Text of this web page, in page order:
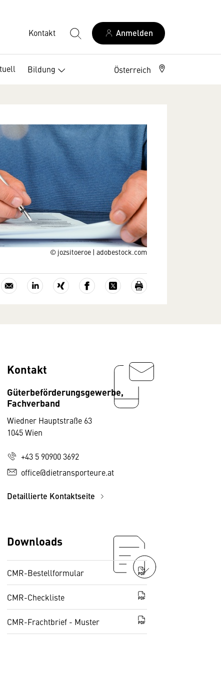
Kontakt Anmelden
Bildung BerufszweigeÖsterreich
© jozsitoeroe | adobestock.com
Kontakt
Güterbeförderungsgewerbe,
Fachverband
Wiedner Hauptstraße 63
1045 Wien
+43 5 90900 3692
office@dietransporteure.at
Detaillierte Kontaktseite
Downloads
CMR-Bestellformular PDF
CMR-Checkliste PDF
CMR-Frachtbrief - Muster PDF